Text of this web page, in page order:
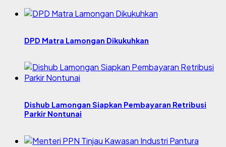
DPD Matra Lamongan Dikukuhkan
Dishub Lamongan Siapkan Pembayaran Retribusi
Parkir Nontunai